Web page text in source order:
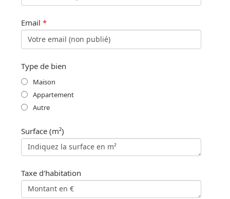
Email *
Type de bien
Maison
Appartement
Autre
Surface (m²)
Taxe d'habitation